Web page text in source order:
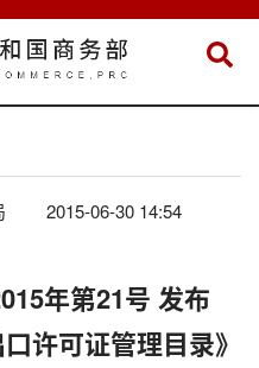
2015-06-30 14:54
年第21号 发布
许可证管理目录》